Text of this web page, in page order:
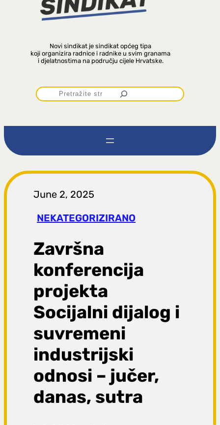
Novi sindikat je sindikat općeg tipa
koji organizira radnice i radnike u svim granama
i djelatnostima na području cijele Hrvatske.
P
r
t
r
a
g
a
June 2, 2025
NEKATEGORIZIRANO
Završna
konferencija
projekta
Socijalni dijalog i
suvremeni
industrijski
odnosi – jučer,
danas, sutra